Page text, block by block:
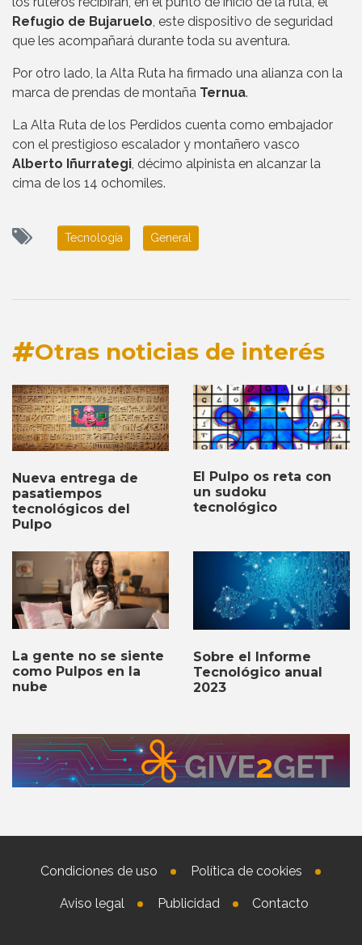
Refugio de Bujaruelo , este dispositivo de seguridad
que les acompañará durante toda su aventura.
Por otro lado, la Alta Ruta ha firmado una alianza con la
marca de prendas de montaña Ternua.
La Alta Ruta de los Perdidos cuenta como embajador
con el prestigioso escalador y montañero vasco
Alberto Iñurrategi , décimo alpinista en alcanzar la
cima de los 14 ochomiles.
Tecnología General
Otras noticias de interés
Nueva entrega de
pasatiempos
tecnológicos del
Pulpo
El Pulpo os reta con
un sudoku
tecnológico
La gente no se siente
como Pulpos en la
nube
Sobre el Informe
Tecnológico anual
2023
Condiciones de uso Política de cookies
Aviso legal Publicidad Contacto